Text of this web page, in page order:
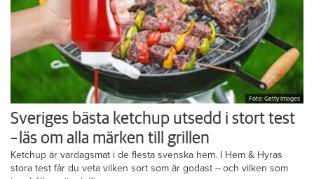
Foto: Getty Images
Sveriges bästa ketchup utsedd i stort test
– läs om alla märken till grillen
Ketchup är vardagsmat i de flesta svenska hem. I Hem & Hyras
stora test får du veta vilken sort som är godast – och vilken som